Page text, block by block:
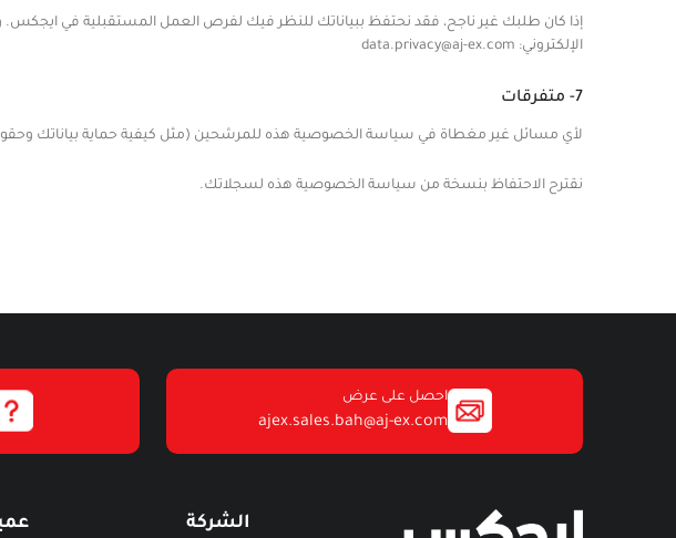
إذا كان طلبك غير ناجح، فقد نحتفظ ببياناتك للنظر فيك لفرص العمل المستقبلية في ايجكس.
الإلكتروني: data.privacy@aj-ex.com
7- متفرقات
لأي مسائل غير مغطاة في سياسة الخصوصية هذه للمرشحين (مثل كيفية حماية بياناتك
نقترح الاحتفاظ بنسخة من سياسة الخصوصية هذه لسجلاتك.
احصل على عرض
ajex.sales.bah@aj-ex.com
الشركة